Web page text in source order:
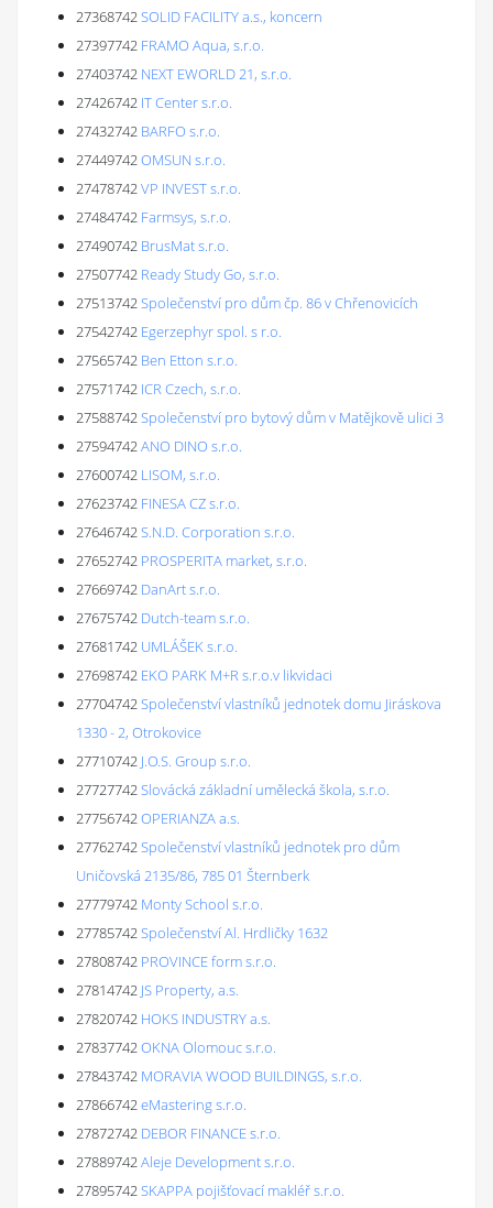
27368742SOLID FACILITY a.s., koncern
27397742 FRAMO Aqua, s.r.o.
27403742 NEXT EWORLD 21, s.r.o.
27426742 IT Center s.r.o.
27432742 BARFO s.r.o.
27449742OMSUN s.r.o.
27478742VP INVEST s.r.o.
27484742 Farmsys, s.r.o.
27490742 BrusMat s.r.o.
27507742 Ready Study Go, s.r.o.
27513742Společenství pro dům čp. 86 v Chřenovicích
27542742 Egerzephyr spol. s r.o.
27565742 Ben Etton s.r.o.
27571742 ICR Czech, s.r.o.
27588742Společenství pro bytový dům v Matějkově ulici 3
27594742ANO DINO s.r.o.
27600742 LISOM, s.r.o.
27623742 FINESA CZ s.r.o.
27646742S.N.D. Corporation s.r.o.
27652742 PROSPERITA market, s.r.o.
27669742 DanArt s.r.o.
27675742 Dutch-team s.r.o.
27681742 UMLÁŠEK s.r.o.
27698742 EKO PARK M+R s.r.o.v likvidaci
27704742Společenství vlastníků jednotek domu Jiráskova
1330 - 2, Otrokovice
27710742 J.O.S. Group s.r.o.
27727742Slovácká základní umělecká škola, s.r.o.
27756742OPERIANZA a.s.
27762742Společenství vlastníků jednotek pro dům
Uničovská 2135/86, 785 01 Šternberk
27779742 Monty School s.r.o.
27785742Společenství Al. Hrdličky 1632
27808742 PROVINCE form s.r.o.
27814742 JS Property, a.s.
27820742 HOKS INDUSTRY a.s.
27837742OKNA Olomouc s.r.o.
27843742 MORAVIA WOOD BUILDINGS, s.r.o.
27866742eMastering s.r.o.
27872742 DEBOR FINANCE s.r.o.
27889742Aleje Development s.r.o.
27895742SKAPPA pojišťovací makléř s.r.o.